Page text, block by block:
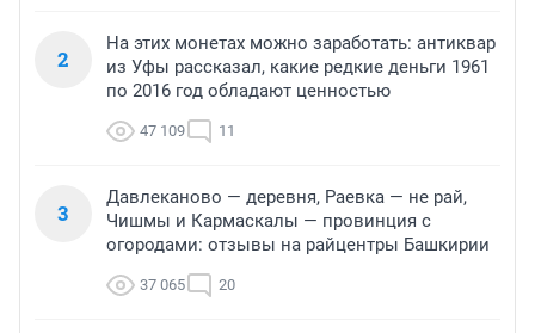
2
На этих монетах можно заработать: антиквар
из Уфы рассказал, какие редкие деньги 1961
по 2016 год обладают ценностью
47 109 11
3
Давлеканово — деревня, Раевка — не рай,
Чишмы и Кармаскалы — провинция с
огородами: отзывы на райцентры Башкирии
37 065 20